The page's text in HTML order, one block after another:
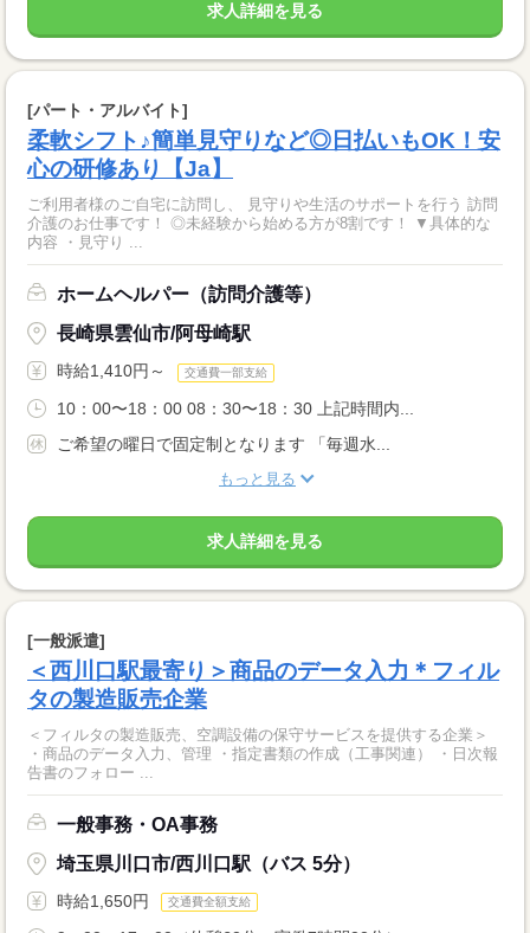
求人詳細を見る
[パート・アルバイト]
柔軟シフト♪簡単見守りなど◎日払いもOK！安
心の研修あり【Ja】
ご利用者様のご自宅に訪問し、 見守りや生活のサポートを行う 訪問
介護のお仕事です！ ◎未経験から始める方が8割です！ ▼具体的な
内容 ・見守り ...
ホームヘルパー（訪問介護等）
長崎県雲仙市/阿母崎駅
時給1,410円～ 交通費一部支給
10：00〜18：00 08：30〜18：30 上記時間内...
ご希望の曜日で固定制となります 「毎週水...
もっと見る
求人詳細を見る
[一般派遣]
＜西川口駅最寄り＞商品のデータ入力＊フィル
タの製造販売企業
＜フィルタの製造販売、空調設備の保守サービスを提供する企業＞
・商品のデータ入力、管理 ・指定書類の作成（工事関連） ・日次報
告書のフォロー ...
一般事務・OA事務
埼玉県川口市/西川口駅（バス 5分）
時給1,650円 交通費全額支給